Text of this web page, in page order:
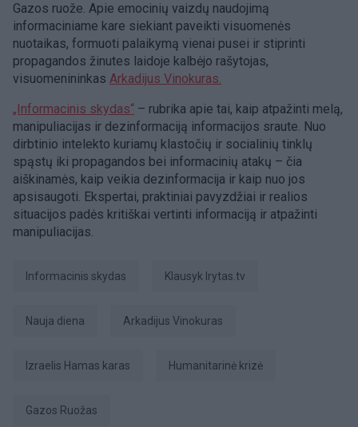
Gazos ruože. Apie emocinių vaizdų naudojimą
informaciniame kare siekiant paveikti visuomenės
nuotaikas, formuoti palaikymą vienai pusei ir stiprinti
propagandos žinutes laidoje kalbėjo rašytojas,
visuomenininkas Arkadijus Vinokuras.
„Informacinis skydas“ – rubrika apie tai, kaip atpažinti melą,
manipuliacijas ir dezinformaciją informacijos sraute. Nuo
dirbtinio intelekto kuriamų klastočių ir socialinių tinklų
spąstų iki propagandos bei informacinių atakų – čia
aiškinamės, kaip veikia dezinformacija ir kaip nuo jos
apsisaugoti. Ekspertai, praktiniai pavyzdžiai ir realios
situacijos padės kritiškai vertinti informaciją ir atpažinti
manipuliacijas.
Informacinis skydas Klausyk lrytas.tv
Nauja diena Arkadijus Vinokuras
Izraelis Hamas karas humanitarinė krizė
Gazos Ruožas